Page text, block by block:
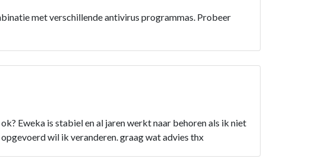
met verschillende antivirus programmas. Probeer
Eweka is stabiel en al jaren werkt naar behoren als ik niet
wil ik veranderen. graag wat advies thx